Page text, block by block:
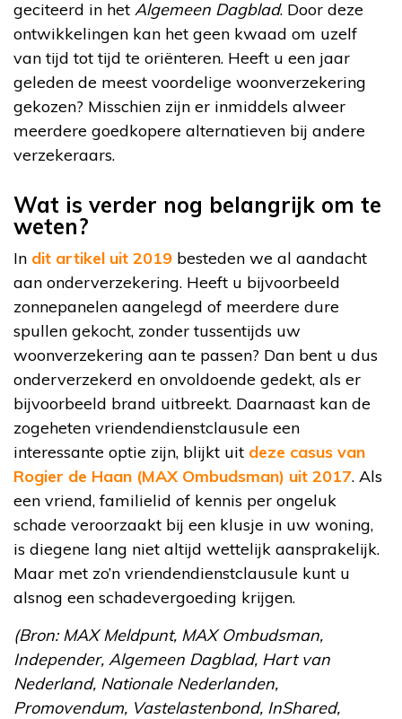
geciteerd in het Algemeen Dagblad. Door deze
ontwikkelingen kan het geen kwaad om uzelf
van tijd tot tijd te oriënteren. Heeft u een jaar
geleden de meest voordelige woonverzekering
gekozen? Misschien zijn er inmiddels alweer
meerdere goedkopere alternatieven bij andere
verzekeraars.
Wat is verder nog belangrijk om te
weten?
In dit artikel uit 2019 besteden we al aandacht
aan onderverzekering. Heeft u bijvoorbeeld
zonnepanelen aangelegd of meerdere dure
spullen gekocht, zonder tussentijds uw
woonverzekering aan te passen? Dan bent u dus
onderverzekerd en onvoldoende gedekt, als er
bijvoorbeeld brand uitbreekt. Daarnaast kan de
zogeheten vriendendienstclausule een
interessante optie zijn, blijkt uit deze casus van
Rogier de Haan (MAX Ombudsman) uit 2017. Als
een vriend, familielid of kennis per ongeluk
schade veroorzaakt bij een klusje in uw woning,
is diegene lang niet altijd wettelijk aansprakelijk.
Maar met zo’n vriendendienstclausule kunt u
alsnog een schadevergoeding krijgen.
(Bron: MAX Meldpunt, MAX Ombudsman,
Independer, Algemeen Dagblad, Hart van
Nederland, Nationale Nederlanden,
Promovendum, Vastelastenbond, InShared,